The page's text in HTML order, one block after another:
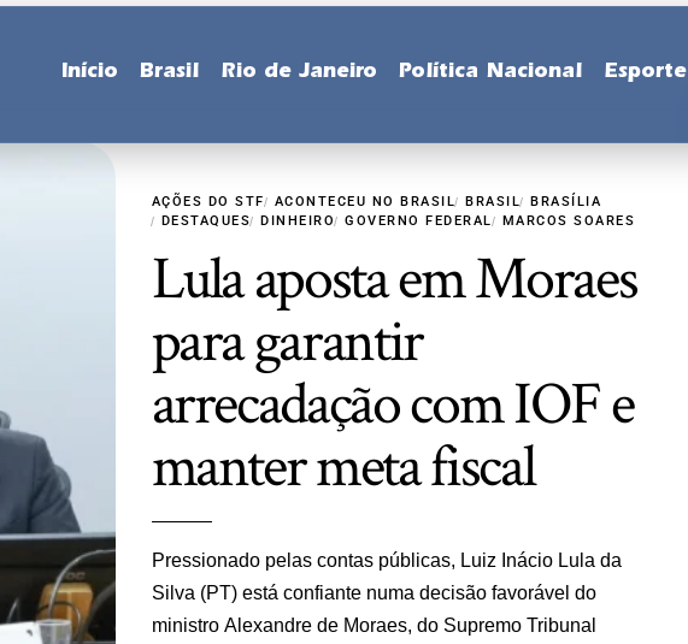
Início Brasil Rio de Janeiro Política Nacional Esporte
AÇÕES DO STF ACONTECEU NO BRASIL BRASIL
BRASÍLIA
DESTAQUES
DINHEIRO GOVERNO FEDERAL MARCOS SOARES
Lula aposta em Moraes
para garantir
arrecadação com IOF e
manter meta fiscal
Pressionado pelas contas públicas, Luiz Inácio Lula da
Silva (PT) está confiante numa decisão favorável do
ministro Alexandre de Moraes, do Supremo Tribunal